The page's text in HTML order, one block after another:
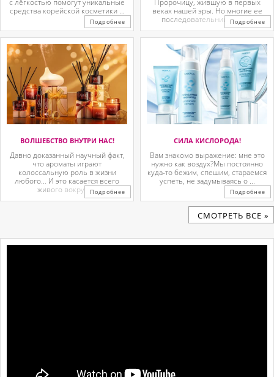
средства корейской косметики ...
Подробнее
веках нашей эры. Но многие ее
последовательницы так ...
Подробнее
ВОЛШЕБСТВО ВНУТРИ НАС!
Давно доказанный научный факт,
что ароматы играют
колоссальную роль в жизни
любого… И это касается всего
живого вокруг. ...Подробнее
СИЛА КИСЛОРОДА!
Вам знакомо выражение: мне это
нужно как воздух?Мы постоянно
куда-то бежим, спешим, стараемся
успеть, не задумываясь о ...
Подробнее
CМОТРЕТЬ ВСЕ »